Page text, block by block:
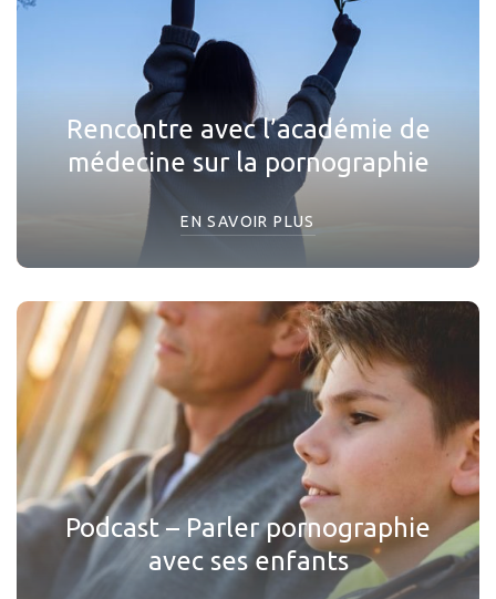
Rencontre avec l’académie de
médecine sur la pornographie
EN SAVOIR PLUS
Podcast – Parler pornographie
avec ses enfants